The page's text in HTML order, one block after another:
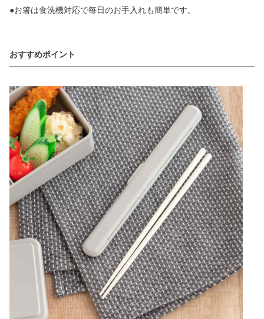
●お箸は食洗機対応で毎日のお手入れも簡単です。
おすすめポイント